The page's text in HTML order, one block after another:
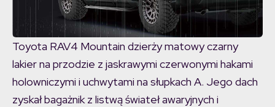
Toyota RAV4 Mountain dzierży matowy czarny
lakier na przodzie z jaskrawymi czerwonymi hakami
holowniczymi i uchwytami na słupkach A. Jego dach
zyskał bagażnik z listwą świateł awaryjnych i